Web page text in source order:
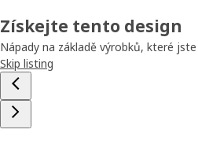
Získejte tento design
Nápady na základě výrobků, které
Skip listing